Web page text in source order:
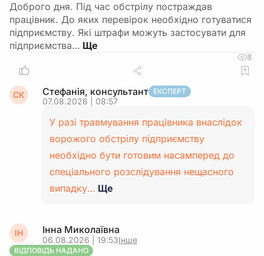
Доброго дня. Під час обстрілу постраждав
працівник. До яких перевірок необхідно готуватися
підприємству. Які штрафи можуть застосувати для
підприємства…
8
СК Стефанія, консультант ЕКСПЕРТ
07.08.2026 | 08:57
У разі травмування працівника внаслідок
ворожого обстрілу підприємству
необхідно бути готовим насамперед до
спеціального розслідування нещасного
випадку… Ще
ІН Інна Миколаївна
06.08.2026 | 19:53Інше
ВІДПОВІДЬ НАДАНО